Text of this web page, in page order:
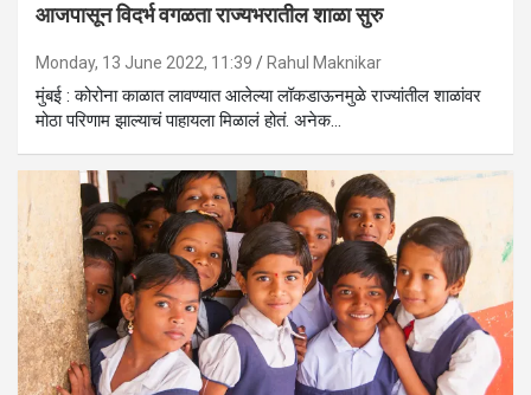
आजपासून विदर्भ वगळता राज्यभरातील शाळा सुरु
Monday, 13 June 2022, 11:39 Rahul Maknikar
मुंबई : कोरोना काळात लावण्यात आलेल्या लॉकडाऊनमुळे राज्यांतील शाळांवर
मोठा परिणाम झाल्याचं पाहायला मिळालं होतं. अनेक…